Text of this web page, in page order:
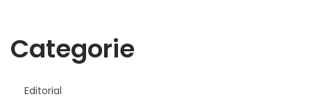
Categorie
Editorial